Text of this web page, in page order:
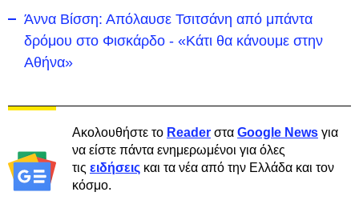
Άννα Βίσση: Απόλαυσε Τσιτσάνη από μπάντα
δρόμου στο Φισκάρδο - «Κάτι θα κάνουμε στην
Αθήνα»
Ακολουθήστε το Reader στα Google News για
να είστε πάντα ενημερωμένοι για όλες
τις ειδήσεις και τα νέα από την Ελλάδα και τον
κόσμο.